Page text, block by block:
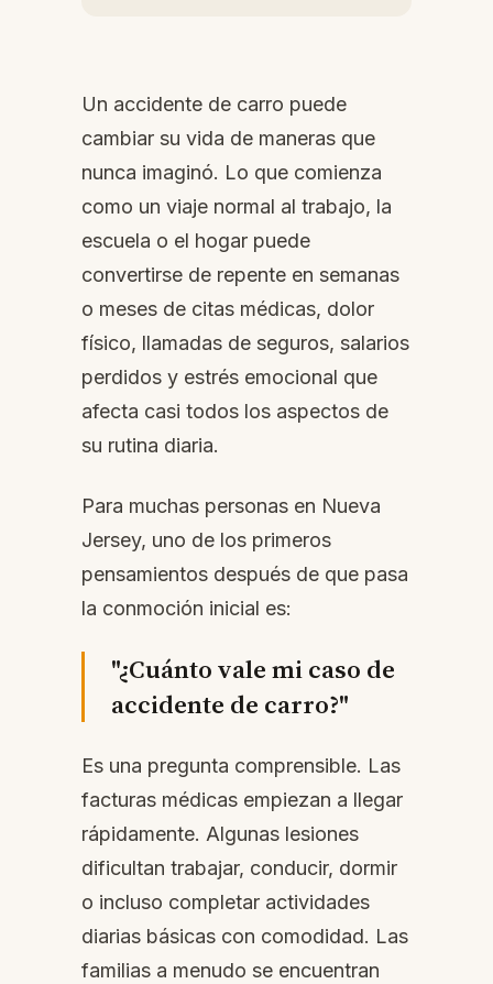
Un accidente de carro puede
cambiar su vida de maneras que
nunca imaginó. Lo que comienza
como un viaje normal al trabajo, la
escuela o el hogar puede
convertirse de repente en semanas
o meses de citas médicas, dolor
físico, llamadas de seguros, salarios
perdidos y estrés emocional que
afecta casi todos los aspectos de
su rutina diaria.
Para muchas personas en Nueva
Jersey, uno de los primeros
pensamientos después de que pasa
la conmoción inicial es:
"¿Cuánto vale mi caso de
accidente de carro?"
Es una pregunta comprensible. Las
facturas médicas empiezan a llegar
rápidamente. Algunas lesiones
dificultan trabajar, conducir, dormir
o incluso completar actividades
diarias básicas con comodidad. Las
familias a menudo se encuentran